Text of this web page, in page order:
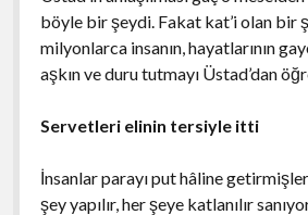
böyle bir şeydi. Fakat kat’i olan bir
milyonlarca insanın, hayatlarının
aşkın ve duru tutmayı Üstad’dan
Servetleri elinin tersiyle itti
İnsanlar parayı put hâline
şey yapılır, her şeye katlanılır